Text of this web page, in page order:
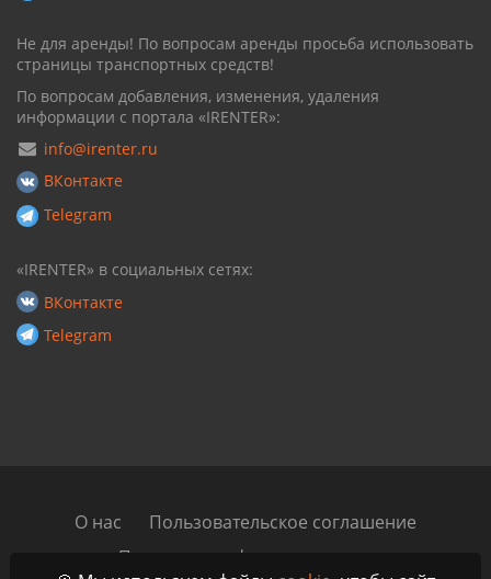
Не для аренды! По вопросам аренды просьба использовать
страницы транспортных средств!
По вопросам добавления, изменения, удаления
информации с портала «IRENTER»:
info@irenter.ru
ВКонтакте
Telegram
«IRENTER» в социальных сетях:
ВКонтакте
Telegram
О нас
Пользовательское соглашение
Политика конфиденциальности